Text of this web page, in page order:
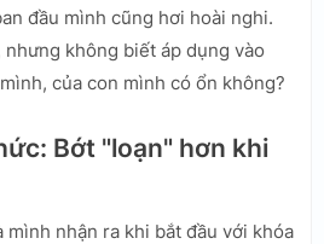
đầu mình cũng hơi hoài nghi.
không biết áp dụng vào
của con mình có ổn không?
Bớt "loạn" hơn khi
nhận ra khi bắt đầu với khóa